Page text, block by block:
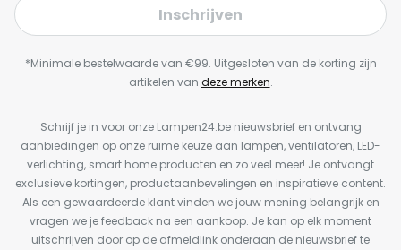
Inschrijven
*Minimale bestelwaarde van €99. Uitgesloten van de korting zijn
artikelen van deze merken.
Schrijf je in voor onze Lampen24.be nieuwsbrief en ontvang
aanbiedingen op onze ruime keuze aan lampen, ventilatoren, LED-
verlichting, smart home producten en zo veel meer! Je ontvangt
exclusieve kortingen, productaanbevelingen en inspiratieve content.
Als een gewaardeerde klant vinden we jouw mening belangrijk en
vragen we je feedback na een aankoop. Je kan op elk moment
uitschrijven door op de afmeldlink onderaan de nieuwsbrief te